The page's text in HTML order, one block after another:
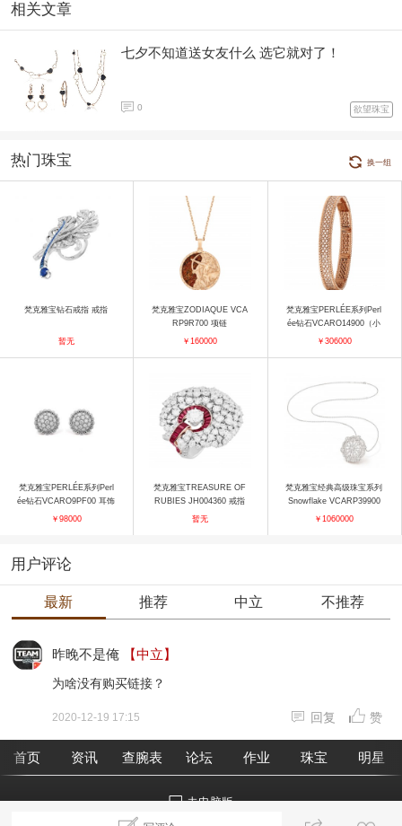
相关文章
七夕不知道送女友什么 选它就对了！
0 欲望珠宝
热门珠宝 换一组
梵克雅宝钻石戒指 戒指
暂无
梵克雅宝ZODIAQUE VCA
RP9R700 项链
￥160000
梵克雅宝PERLÉE系列Perl
ée钻石VCARO14900（小
号） 手镯
￥306000
梵克雅宝PERLÉE系列Perl
ée钻石VCARO9PF00 耳饰
￥98000
梵克雅宝TREASURE OF
RUBIES JH004360 戒指
暂无
梵克雅宝经典高级珠宝系列
Snowflake VCARP39900
吊坠
￥1060000
用户评论
最新 推荐 中立 不推荐
昨晚不是俺 【中立】
为啥没有购买链接？
2020-12-19 17:15 回复 赞
首页 资讯 查腕表 论坛 作业 珠宝 明星
去电脑版